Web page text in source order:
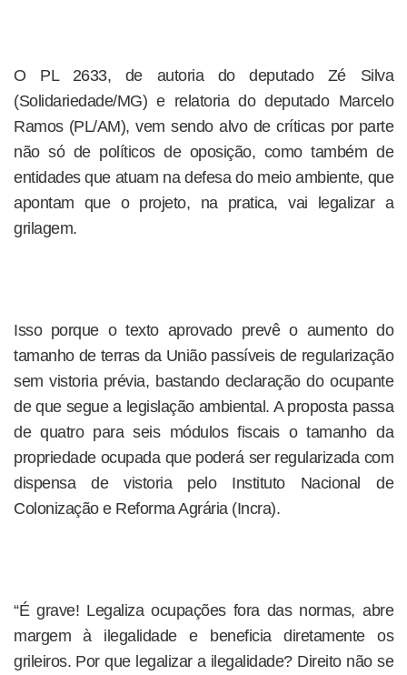
O PL 2633, de autoria do deputado Zé Silva
(Solidariedade/MG) e relatoria do deputado Marcelo
Ramos (PL/AM), vem sendo alvo de críticas por parte
não só de políticos de oposição, como também de
entidades que atuam na defesa do meio ambiente, que
apontam que o projeto, na pratica, vai legalizar a
grilagem.
Isso porque o texto aprovado prevê o aumento do
tamanho de terras da União passíveis de regularização
sem vistoria prévia, bastando declaração do ocupante
de que segue a legislação ambiental. A proposta passa
de quatro para seis módulos fiscais o tamanho da
propriedade ocupada que poderá ser regularizada com
dispensa de vistoria pelo Instituto Nacional de
Colonização e Reforma Agrária (Incra).
“É grave! Legaliza ocupações fora das normas, abre
margem à ilegalidade e beneficia diretamente os
grileiros. Por que legalizar a ilegalidade? Direito não se